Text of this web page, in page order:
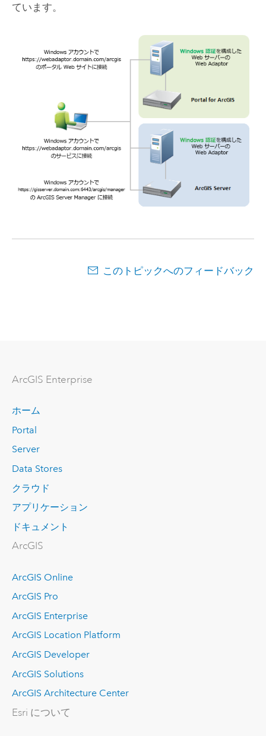
ています。
このトピックへのフィードバック
ArcGIS Enterprise
ホーム
Portal
Server
Data Stores
クラウド
アプリケーション
ドキュメント
ArcGIS
ArcGIS Online
ArcGIS Pro
ArcGIS Enterprise
ArcGIS Location Platform
ArcGIS Developer
ArcGIS Solutions
ArcGIS Architecture Center
Esri について